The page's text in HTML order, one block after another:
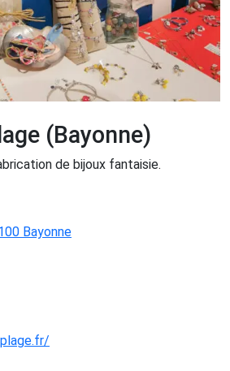
(Bayonne)
de bijoux fantaisie.
Bayonne